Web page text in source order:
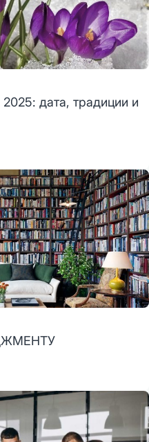
дата, традиции и